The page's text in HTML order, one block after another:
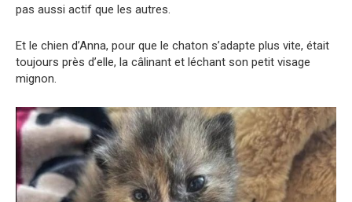
pas aussi actif que les autres.
Et le chien d’Anna, pour que le chaton s’adapte plus vite, était
toujours près d’elle, la câlinant et léchant son petit visage
mignon.